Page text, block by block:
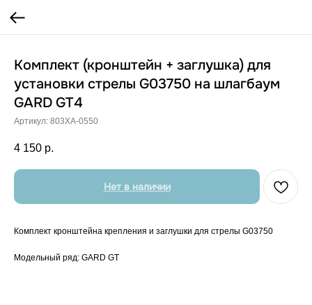
Комплект (кронштейн + заглушка) для
установки стрелы G03750 на шлагбаум
GARD GT4
Артикул: 803XA-0550
4 150 р.
Нет в наличии
Комплект кронштейна крепления и заглушки для стрелы G03750
Модельный ряд: GARD GT